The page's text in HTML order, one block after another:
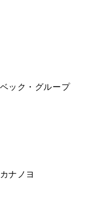
ック・グループ
ナノヨ